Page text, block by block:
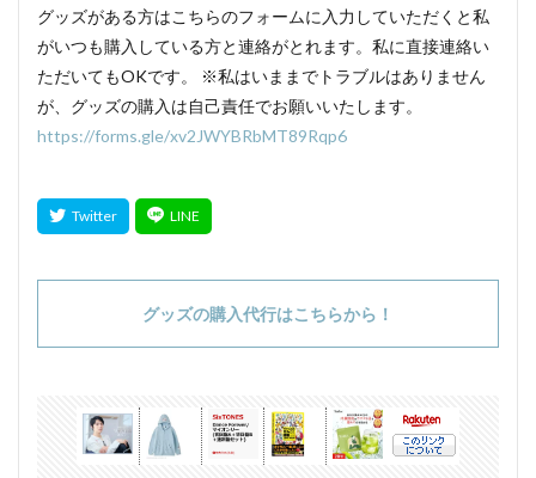
グッズがある方はこちらのフォームに入力していただくと私
がいつも購入している方と連絡がとれます。私に直接連絡い
ただいてもOKです。 ※私はいままでトラブルはありません
が、グッズの購入は自己責任でお願いいたします。
https://forms.gle/xv2JWYBRbMT89Rqp6
グッズの購入代行はこちらから！